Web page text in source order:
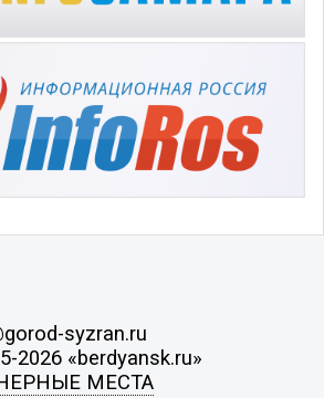
syzran.ru
2026 «berdyansk.ru»
МЕСТА